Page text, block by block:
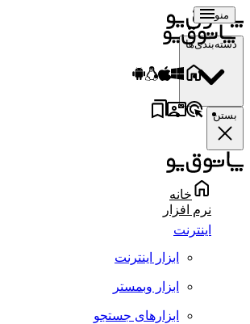
منو
دسته‌بندی‌ها
بستن
خانه
نرم افزار
اینترنت
ابزار اینترنت
ابزار وبمستر
ابزارهای جستجو